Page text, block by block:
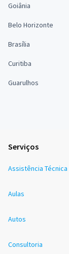
Goiânia
Belo Horizonte
Brasília
Curitiba
Guarulhos
Serviços
Assistência Técnica
Aulas
Autos
Consultoria